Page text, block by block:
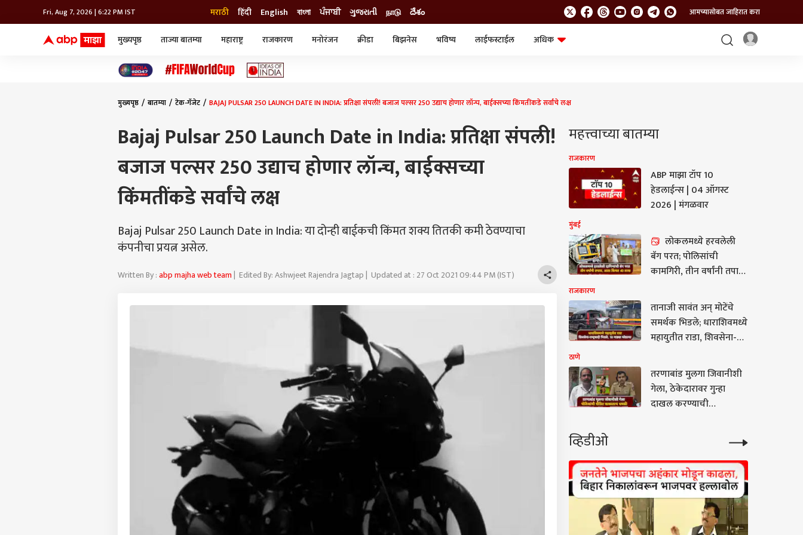
Fri, Aug 7, 2026 | 6:22 PM IST मराठी हिंदी English বাংলা ਪੰਜਾਬੀ ગુજરાતી நாடு దేశం आमच्यासोबत जाहिरात करा
मुख्यपृष्ठ ताज्या बातम्या महाराष्ट्र राजकारण मनोरंजन क्रीडा बिझनेस भविष्य लाईफस्टाईल
अधिक
मुख्यपृष्ठ बातम्या टेक-गॅजेट BAJAJ PULSAR 250 LAUNCH DATE IN INDIA: प्रतिक्षा संपली! बजाज पल्सर 250 उद्याच होणार लॉन्च, बाईक्सच्या किंमतींकडे सर्वांचे लक्ष
Bajaj Pulsar 250 Launch Date in India: प्रतिक्षा संपली!
बजाज पल्सर 250 उद्याच होणार लॉन्च, बाईक्सच्या
किंमतींकडे सर्वांचे लक्ष
Bajaj Pulsar 250 Launch Date in India: या दोन्ही बाईकची किंमत शक्य तितकी कमी ठेवण्याचा
कंपनीचा प्रयत्न असेल.
Written By :abp majha web team| Edited By: Ashwjeet Rajendra Jagtap | Updated at : 27 Oct 2021 09:44 PM (IST)
महत्त्वाच्या बातम्या
राजकारण
ABP माझा टॉप 10
हेडलाईन्स | 04 ऑगस्ट
2026 | मंगळवार
मुंबई
लोकलमध्ये हरवलेली
बॅग परत; पोलिसांची
कामगिरी, तीन वर्षांनी तपास,
सोनं
राजकारण
तानाजी सावंत अन् मोटेंचे
समर्थक भिडले; धाराशिवमध्ये
महायुतीत राडा, शिवसेना-
फोडल्या
ठाणे
तरणाबांड मुलगा जिवानीशी
गेला, ठेकेदारावर गुन्हा
दाखल करण्याची
व्हिडीओ